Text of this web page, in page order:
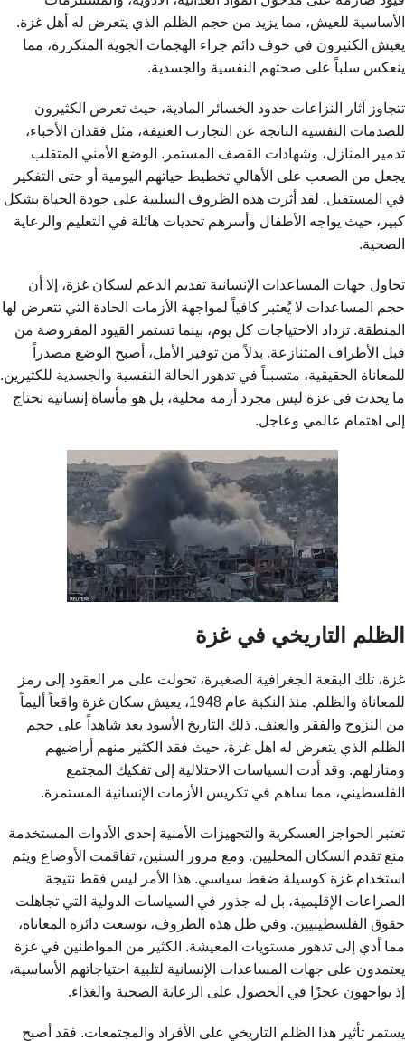
الأساسية للعيش، مما يزيد من حجم الظلم الذي يتعرض له أهل غزة.
يعيش الكثيرون في خوف دائم جراء الهجمات الجوية المتكررة، مما
ينعكس سلباً على صحتهم النفسية والجسدية.
تتجاوز آثار النزاعات حدود الخسائر المادية، حيث تعرض الكثيرون
للصدمات النفسية الناتجة عن التجارب العنيفة، مثل فقدان الأحباء،
تدمير المنازل، وشهادات القصف المستمر. الوضع الأمني المتقلب
يجعل من الصعب على الأهالي تخطيط حياتهم اليومية أو حتى التفكير
في المستقبل. لقد أثرت هذه الظروف السلبية على جودة الحياة بشكل
كبير، حيث يواجه الأطفال وأسرهم تحديات هائلة في التعليم والرعاية
الصحية.
تحاول جهات المساعدات الإنسانية تقديم الدعم لسكان غزة، إلا أن
حجم المساعدات لا يُعتبر كافياً لمواجهة الأزمات الحادة التي تتعرض لها
المنطقة. تزداد الاحتياجات كل يوم، بينما تستمر القيود المفروضة من
قبل الأطراف المتنازعة. بدلاً من توفير الأمل، أصبح الوضع مصدراً
للمعاناة الحقيقية، متسبباً في تدهور الحالة النفسية والجسدية للكثيرين.
ما يحدث في غزة ليس مجرد أزمة محلية، بل هو مأساة إنسانية تحتاج
إلى اهتمام عالمي وعاجل.
الظلم التاريخي في غزة
غزة، تلك البقعة الجغرافية الصغيرة، تحولت على مر العقود إلى رمز
للمعاناة والظلم. منذ النكبة عام 1948، يعيش سكان غزة واقعاً أليماً
من النزوح والفقر والعنف. ذلك التاريخ الأسود يعد شاهداً على حجم
الظلم الذي يتعرض له اهل غزة، حيث فقد الكثير منهم أراضيهم
ومنازلهم. وقد أدت السياسات الاحتلالية إلى تفكيك المجتمع
الفلسطيني، مما ساهم في تكريس الأزمات الإنسانية المستمرة.
تعتبر الحواجز العسكرية والتجهيزات الأمنية إحدى الأدوات المستخدمة
منع تقدم السكان المحليين. ومع مرور السنين، تفاقمت الأوضاع ويتم
استخدام غزة كوسيلة ضغط سياسي. هذا الأمر ليس فقط نتيجة
الصراعات الإقليمية، بل له جذور في السياسات الدولية التي تجاهلت
حقوق الفلسطينيين. وفي ظل هذه الظروف، توسعت دائرة المعاناة،
مما أدي إلى تدهور مستويات المعيشة. الكثير من المواطنين في غزة
يعتمدون على جهات المساعدات الإنسانية لتلبية احتياجاتهم الأساسية،
إذ يواجهون عجزًا في الحصول على الرعاية الصحية والغذاء.
يستمر تأثير هذا الظلم التاريخي على الأفراد والمجتمعات. فقد أصبح